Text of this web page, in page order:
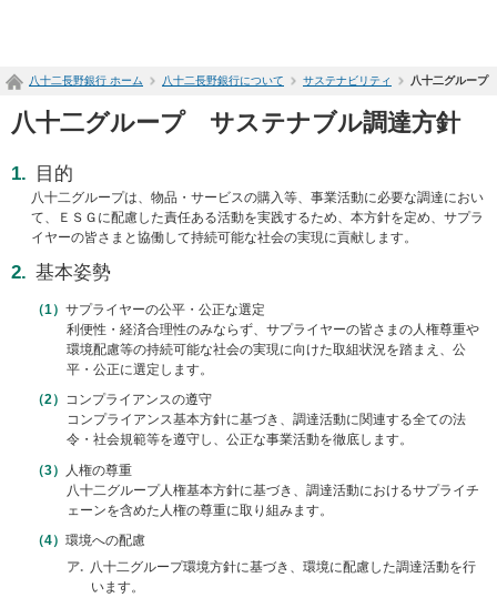
内
移
す
リ
八十二長野銀行 ホーム 八十二長野銀行について サステナビリティ 八十二グループ
八十二グループ サステナブル調達方針
目的
八十二グループは、物品・サービスの購入等、事業活動に必要な調達におい
て、ＥＳＧに配慮した責任ある活動を実践するため、本方針を定め、サプラ
イヤーの皆さまと協働して持続可能な社会の実現に貢献します。
基本姿勢
サプライヤーの公平・公正な選定
利便性・経済合理性のみならず、サプライヤーの皆さまの人権尊重や
環境配慮等の持続可能な社会の実現に向けた取組状況を踏まえ、公
平・公正に選定します。
コンプライアンスの遵守
コンプライアンス基本方針に基づき、調達活動に関連する全ての法
令・社会規範等を遵守し、公正な事業活動を徹底します。
人権の尊重
八十二グループ人権基本方針に基づき、調達活動におけるサプライチ
ェーンを含めた人権の尊重に取り組みます。
環境への配慮
ア
八十二グループ環境方針に基づき、環境に配慮した調達活動を行
います。